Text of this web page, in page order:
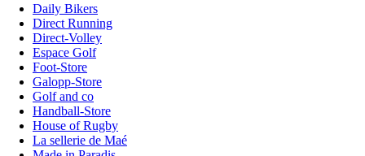
Daily Bikers
Direct Running
Direct-Volley
Espace Golf
Foot-Store
Galopp-Store
Golf and co
Handball-Store
House of Rugby
La sellerie de Maé